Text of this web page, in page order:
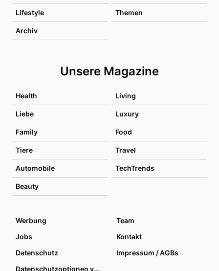
Lifestyle Themen
Archiv
Unsere Magazine
Health Living
Liebe Luxury
Family Food
Tiere Travel
Automobile TechTrends
Beauty
Werbung
Team
Jobs
Kontakt
Datenschutz
Impressum / AGBs
Datenschutzoptionen verwalten